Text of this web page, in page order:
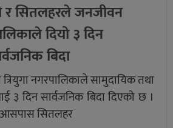
र सितलहरले जनजीवन
दियो ३ दिन
बिदा
नगरपालिकाले सामुदायिक तथा
३ दिन सार्वजनिक बिदा दिएको छ ।
सितलहर